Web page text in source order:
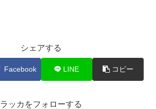
シェアする
Facebook LINE コピー
ラッカをフォローする